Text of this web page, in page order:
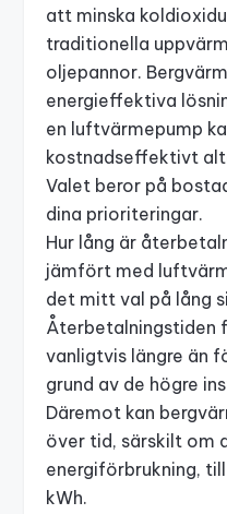
att minska
traditionella
oljepannor.
energieffektiva
en luftvärmepump
kostnadseffektivt
Valet beror på
dina prioriteringar.
Hur lång är
jämfört med
det mitt val på lång
Återbetalningstiden
vanligtvis längre än
grund av de högre
Däremot kan
över tid, särskilt om
energiförbrukning,
kWh.